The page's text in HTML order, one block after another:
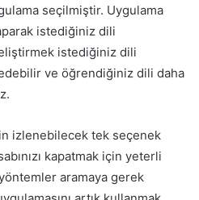
seçilmiştir. Uygulama
istediğiniz dili
istediğiniz dili
ve öğrendiğiniz dili daha
izlenebilecek tek seçenek
kapatmak için yeterli
aramaya gerek